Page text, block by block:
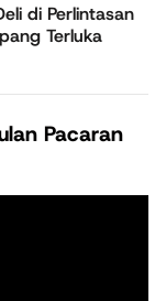
di Perlintasan
Terluka
Pacaran